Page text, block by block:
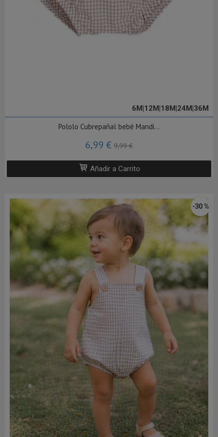
6M|12M|18M|24M|36M
Pololo Cubrepañal bebé Mandi...
6,99 € 9,99 €
Añadir a Carrito
-30 %